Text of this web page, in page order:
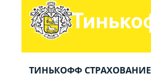
ТИНЬКОФФ СТРАХОВАНИЕ